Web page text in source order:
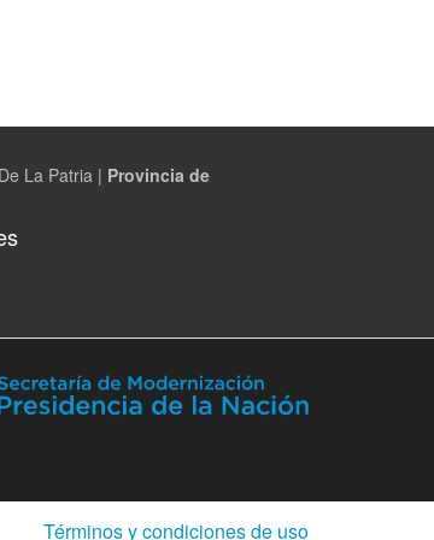
La Patria | Provincia de
Términos y condiciones de uso(Abre